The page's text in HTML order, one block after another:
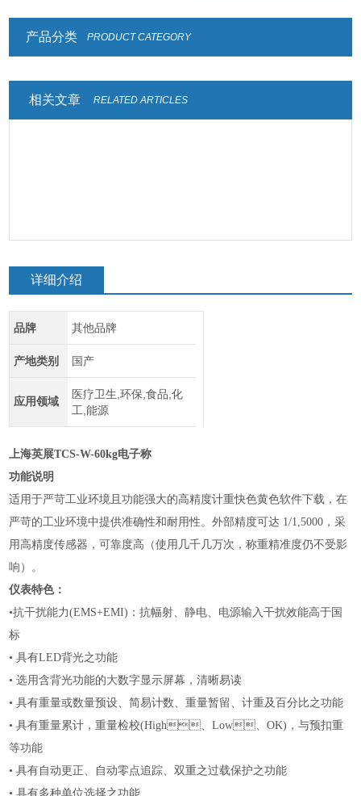
• 具有多种单位选择
产品分类 PRODUCT CATEGORY
相关文章 RELATED ARTICLES
详细介绍
品牌 其他品牌
产地类别 国产
应用领域
医疗卫生,环保,食品,化
工,能源
上海英展TCS-W-60kg电子称
功能说明
适用于严苛工业环境且功能强大的高精度计重快色黄色软件下载，在
严苛的工业环境中提供准确性和耐用性。外部精度可达 1/1,5000，采
用高精度传感器，可靠度高（使用几千几万次，称重精准度仍不受影
响）。
仪表特色：
•抗干扰能力(EMS+EMI)：抗幅射、静电、电源输入干扰效能高于国
标
• 具有LED背光之功能
• 选用含背光功能的大数字显示屏幕，清晰易读
• 具有重量或数量预设、简易计数、重量暂留、计重及百分比之功能
• 具有重量累计，重量检校(High、Low、OK)，与预扣重
等功能
• 具有自动更正、自动零点追踪、双重之过载保护之功能
• 具有多种单位选择之功能